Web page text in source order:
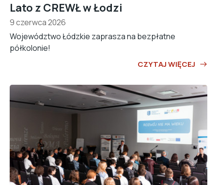
Lato z CREWŁ w Łodzi
9 czerwca 2026
Województwo Łódzkie zaprasza na bezpłatne
półkolonie!
CZYTAJ WIĘCEJ